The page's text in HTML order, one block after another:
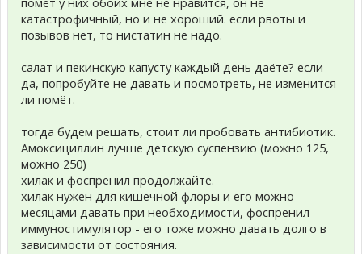
катастрофичный, но и не хороший. если рвоты и
позывов нет, то нистатин не надо.
салат и пекинскую капусту каждый день даёте? если
да, попробуйте не давать и посмотреть, не изменится
ли помёт.
тогда будем решать, стоит ли пробовать антибиотик.
Амоксициллин лучше детскую суспензию (можно 125,
можно 250)
хилак и фоспренил продолжайте.
хилак нужен для кишечной флоры и его можно
месяцами давать при необходимости, фоспренил
иммуностимулятор - его тоже можно давать долго в
зависимости от состояния.